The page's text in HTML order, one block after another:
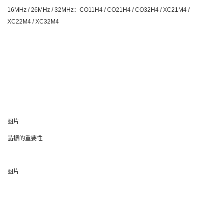
16MHz / 26MHz / 32MHz：CO11H4 / CO21H4 / CO32H4 / XC21M4 /
XC22M4 / XC32M4
图片
晶振的重要性
图片